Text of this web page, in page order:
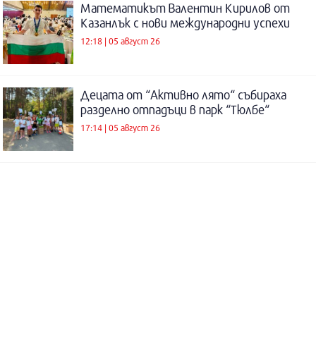
Математикът Валентин Кирилов от
Казанлък с нови международни успехи
12:18 | 05 август 26
Децата от “Активно лято“ събираха
разделно отпадъци в парк “Тюлбе“
17:14 | 05 август 26